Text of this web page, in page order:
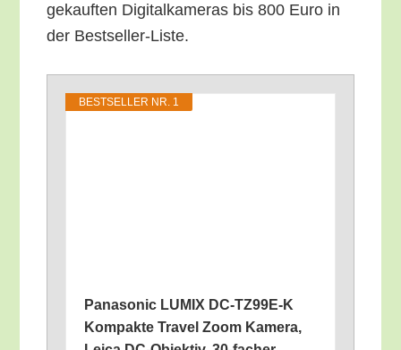
ge­kauf­ten Digi­tal­ka­me­ras bis 800 Euro in
der Bestseller-Liste.
BEST­SEL­LER NR. 1
Pana­so­nic LUMIX DC-TZ99E‑K
Kom­pak­te Tra­vel Zoom Kame­ra,